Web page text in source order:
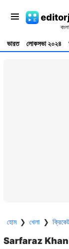
ভারত লোকসভা ২০২৪
হোম ❯ খেলা ❯
Sarfaraz Khan :